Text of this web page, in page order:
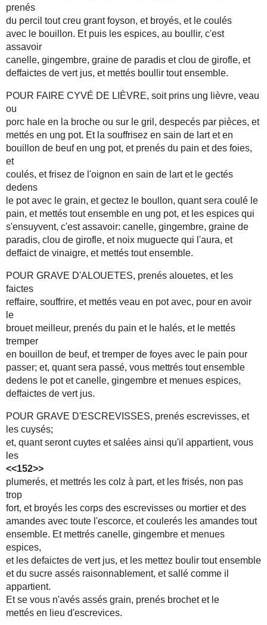
prenés
du percil tout creu grant foyson, et broyés, et le coulés
avec le bouillon. Et puis les espices, au boullir, c'est
assavoir
canelle, gingembre, graine de paradis et clou de girofle, et
deffaictes de vert jus, et mettés boullir tout ensemble.
POUR FAIRE CYVÉ DE LIÈVRE, soit prins ung lièvre, veau
ou
porc hale en la broche ou sur le gril, despecés par pièces, et
mettés en ung pot. Et la souffrisez en sain de lart et en
bouillon de beuf en ung pot, et prenés du pain et des foies,
et
coulés, et frisez de l'oignon en sain de lart et le gectés
dedens
le pot avec le grain, et gectez le boullon, quant sera coulé le
pain, et mettés tout ensemble en ung pot, et les espices qui
s'ensuyvent, c'est assavoir: canelle, gingembre, graine de
paradis, clou de girofle, et noix muguecte qui l'aura, et
deffaict de vinaigre, et mettés tout ensemble.
POUR GRAVE D'ALOUETES, prenés alouetes, et les
faictes
reffaire, souffrire, et mettés veau en pot avec, pour en avoir
le
brouet meilleur, prenés du pain et le halés, et le mettés
tremper
en bouillon de beuf, et tremper de foyes avec le pain pour
passer; et, quant sera passé, vous mettrés tout ensemble
dedens le pot et canelle, gingembre et menues espices,
deffaictes de vert jus.
POUR GRAVE D'ESCREVISSES, prenés escrevisses, et
les cuysés;
et, quant seront cuytes et salées ainsi qu'il appartient, vous
les
<<152>>
plumerés, et mettrés les colz à part, et les frisés, non pas
trop
fort, et broyés les corps des escrevisses ou mortier et des
amandes avec toute l'escorce, et coulerés les amandes tout
ensemble. Et mettrés canelle, gingembre et menues
espices,
et les defaictes de vert jus, et les mettez boulir tout ensemble
et du sucre assés raisonnablement, et sallé comme il
appartient.
Et se vous n'avés assés grain, prenés brochet et le
mettés en lieu d'escrevices.